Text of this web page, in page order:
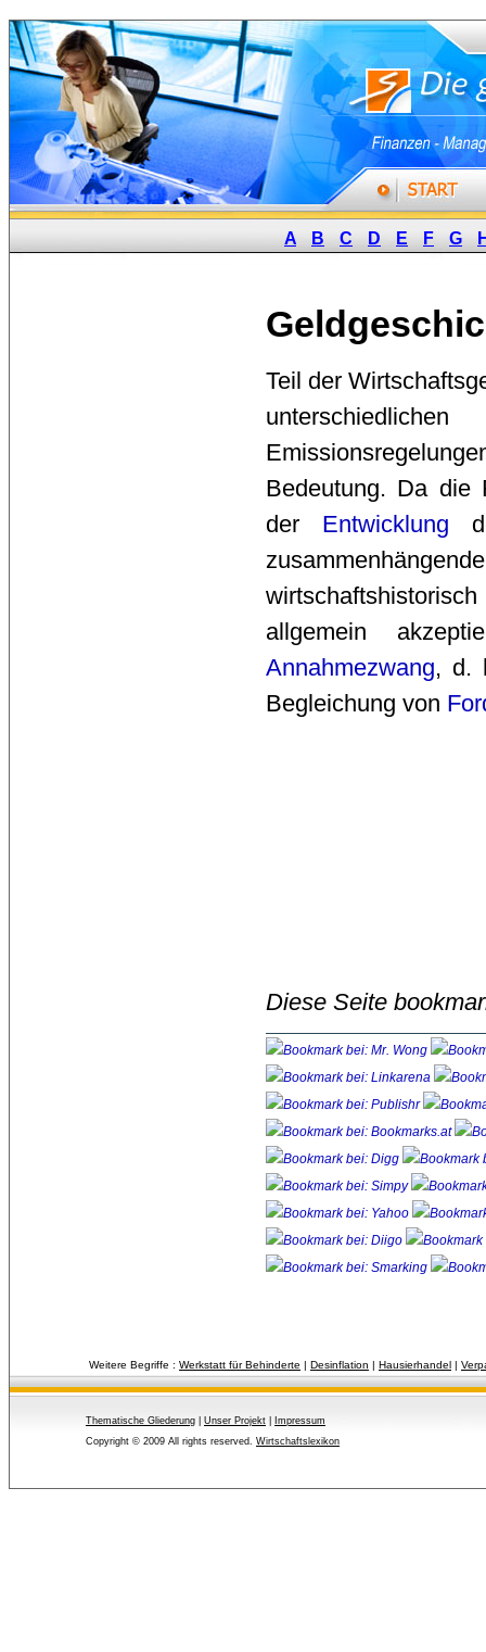
A B C D E F G
Teil der
Bedeutung. Da die
der Entwicklung
allgemein
Annahmezwang, d.
Begleichung von
Diese Seite
Weitere Begriffe : Werkstatt für Behinderte | Desinflation | Hausierhandel |
Thematische Gliederung Unser Projekt
Impressum
Copyright © 2009 All rights reserved. Wirtschaftslexikon